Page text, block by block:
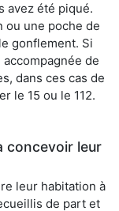
avez été piqué.
ou une poche de
gonflement. Si
de
dans ces cas de
le 15 ou le 112.
concevoir leur
leur habitation à
de part et